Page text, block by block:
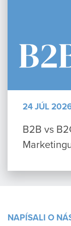
24 JÚL
B2B vs
NAPÍSALI O